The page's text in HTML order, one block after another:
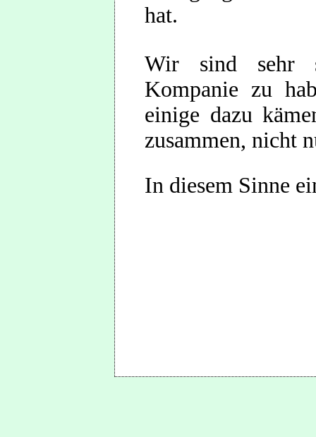
hat.
Wir sind sehr
Kompanie zu
einige dazu
zusammen, nicht
In diesem Sinne